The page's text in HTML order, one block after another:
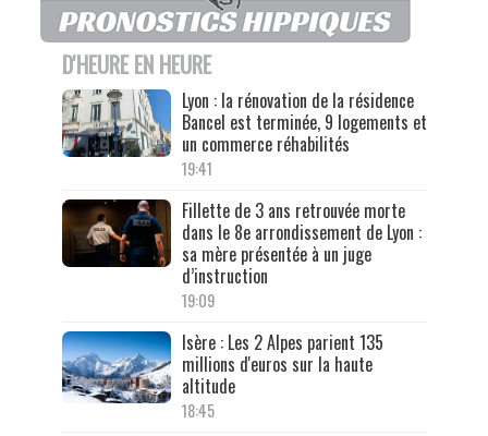
D'HEURE EN HEURE
Lyon : la rénovation de la résidence
Bancel est terminée, 9 logements et
un commerce réhabilités
19:41
Fillette de 3 ans retrouvée morte
dans le 8e arrondissement de Lyon :
sa mère présentée à un juge
d’instruction
19:09
Isère : Les 2 Alpes parient 135
millions d'euros sur la haute
altitude
18:45